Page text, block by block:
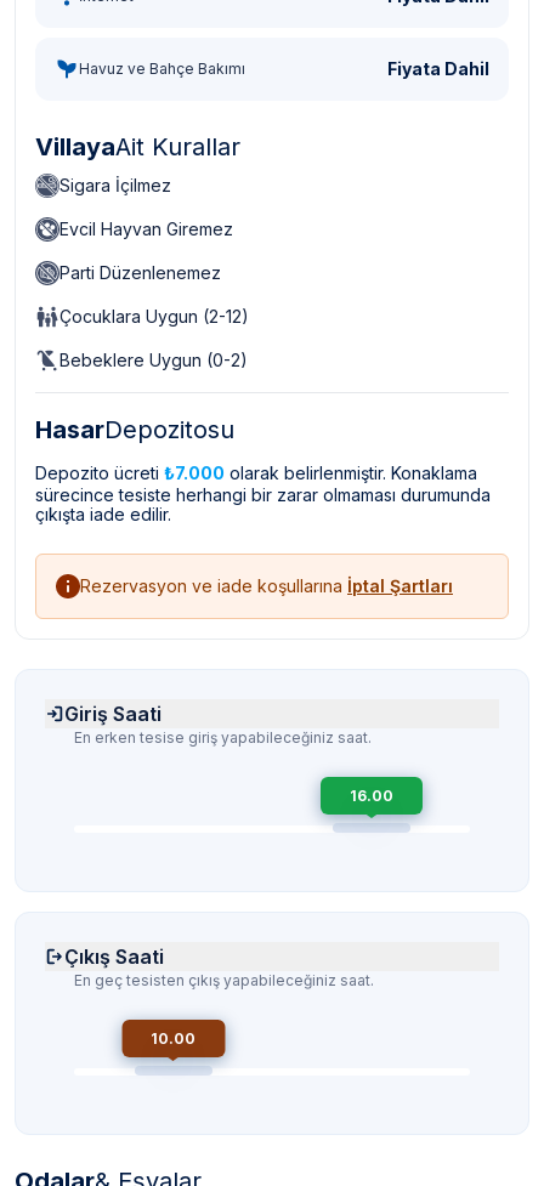
Havuz ve Bahçe Bakımı Fiyata Dahil
VillayaAit Kurallar
Sigara İçilmez
Evcil Hayvan Giremez
Parti Düzenlenemez
Çocuklara Uygun (2-12)
Bebeklere Uygun (0-2)
HasarDepozitosu
Depozito ücreti ₺7.000 olarak belirlenmiştir. Konaklama
sürecince tesiste herhangi bir zarar olmaması durumunda
çıkışta iade edilir.
Rezervasyon ve iade koşullarına İptal Şartları
Giriş Saati
En erken tesise giriş yapabileceğiniz saat.
16.00
Çıkış Saati
En geç tesisten çıkış yapabileceğiniz saat.
10.00